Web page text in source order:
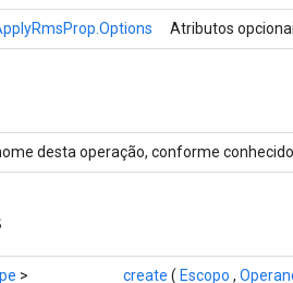
Atributos
desta operação, conforme
>
create ( Escopo ,